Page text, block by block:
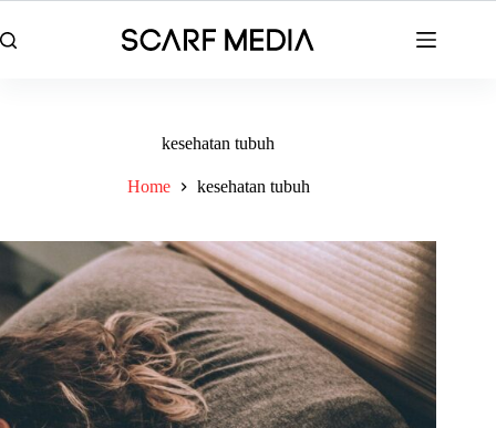
to
content
kesehatan tubuh
Home kesehatan tubuh